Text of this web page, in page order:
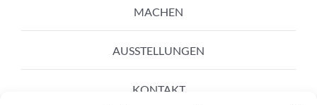
MACHEN
AUSSTELLUNGEN
KONTAKT